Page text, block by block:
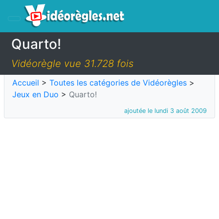
Quarto!
Vidéorègle vue 31.728 fois
Accueil > Toutes les catégories de Vidéorègles >
Jeux en Duo > Quarto!
ajoutée le lundi 3 août 2009